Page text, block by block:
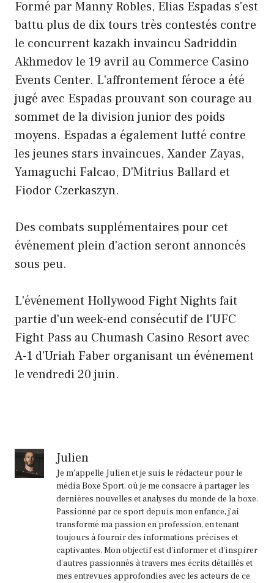
Formé par Manny Robles, Elias Espadas s'est
battu plus de dix tours très contestés contre
le concurrent kazakh invaincu Sadriddin
Akhmedov le 19 avril au Commerce Casino
Events Center. L'affrontement féroce a été
jugé avec Espadas prouvant son courage au
sommet de la division junior des poids
moyens. Espadas a également lutté contre
les jeunes stars invaincues, Xander Zayas,
Yamaguchi Falcao, D'Mitrius Ballard et
Fiodor Czerkaszyn.
Des combats supplémentaires pour cet
événement plein d'action seront annoncés
sous peu.
L'événement Hollywood Fight Nights fait
partie d'un week-end consécutif de l'UFC
Fight Pass au Chumash Casino Resort avec
A-1 d'Uriah Faber organisant un événement
le vendredi 20 juin.
Julien
Je m'appelle Julien et je suis le rédacteur pour le
média Boxe Sport, où je me consacre à partager les
dernières nouvelles et analyses du monde de la boxe.
Passionné par ce sport depuis mon enfance, j'ai
transformé ma passion en profession, en tenant
toujours à fournir des informations précises et
captivantes. Mon objectif est d'informer et d'inspirer
d'autres passionnés à travers mes écrits détaillés et
mes entrevues approfondies avec les acteurs de ce